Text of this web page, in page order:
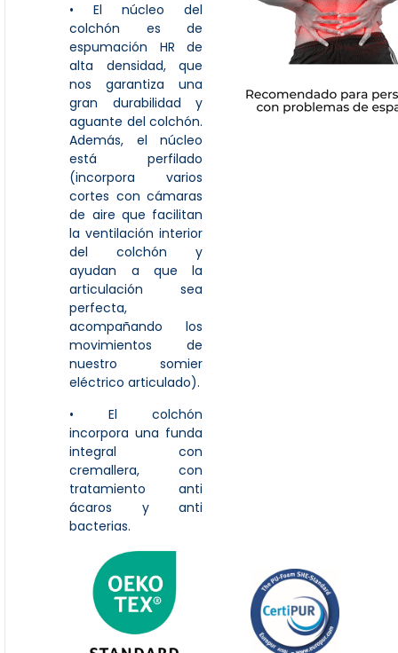
• El núcleo del
colchón es de
espumación HR de
alta densidad, que
nos garantiza una
gran durabilidad y
aguante del colchón.
Además, el núcleo
está perfilado
(incorpora varios
cortes con cámaras
de aire que facilitan
la ventilación interior
del colchón y
ayudan a que la
articulación sea
perfecta,
acompañando los
movimientos de
nuestro somier
eléctrico articulado).
• El colchón
incorpora una funda
integral con
cremallera, con
tratamiento anti
ácaros y anti
bacterias.